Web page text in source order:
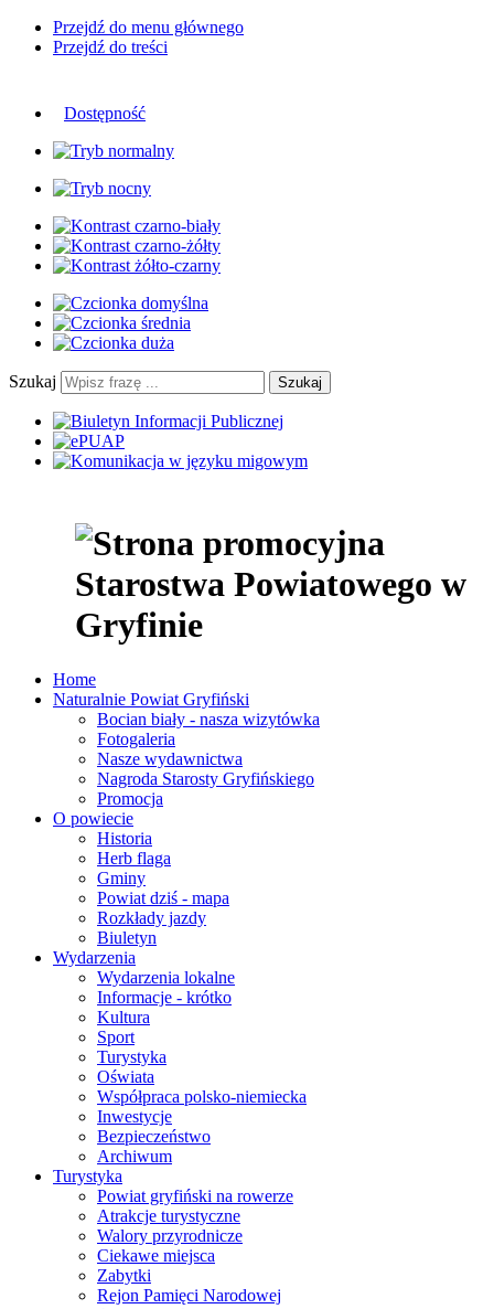
Przejdź do menu głównego
Przejdź do treści
Dostępność
Szukaj Szukaj
Home
Naturalnie Powiat Gryfiński
Bocian biały - nasza wizytówka
Fotogaleria
Nasze wydawnictwa
Nagroda Starosty Gryfińskiego
Promocja
O powiecie
Historia
Herb flaga
Gminy
Powiat dziś - mapa
Rozkłady jazdy
Biuletyn
Wydarzenia
Wydarzenia lokalne
Informacje - krótko
Kultura
Sport
Turystyka
Oświata
Współpraca polsko-niemiecka
Inwestycje
Bezpieczeństwo
Archiwum
Turystyka
Powiat gryfiński na rowerze
Atrakcje turystyczne
Walory przyrodnicze
Ciekawe miejsca
Zabytki
Rejon Pamięci Narodowej